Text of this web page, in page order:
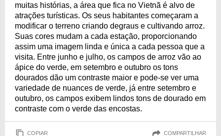
muitas histórias, a área que fica no Vietnã é alvo de
atrações turísticas. Os seus habitantes começaram a
modificar o terreno criando degraus e cultivando arroz.
Suas cores mudam a cada estação, proporcionando
assim uma imagem linda e única a cada pessoa que a
visita. Entre junho e julho, os campos de arroz vão ao
ápice do verde, em setembro e outubro os tons
dourados dão um contraste maior e pode-se ver uma
variedade de nuances de verde, já entre setembro e
outubro, os campos exibem lindos tons de dourado em
contraste com o verde das encostas.
COPIAR COMPARTILHAR